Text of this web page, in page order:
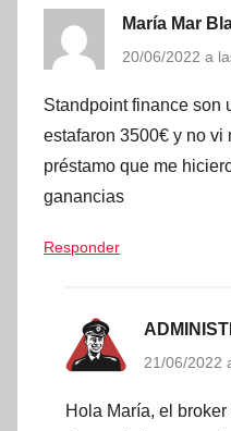
María Mar
20/06/2022 a
Standpoint finance son
estafaron 3500€ y no vi
préstamo que me
ganancias
Responder
21/06/2022
Hola María, el